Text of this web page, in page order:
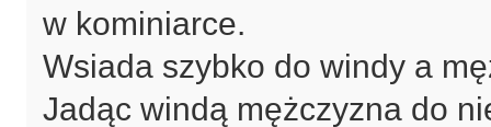
w kominiarce.
Wsiada szybko do windy a
Jadąc windą mężczyzna do